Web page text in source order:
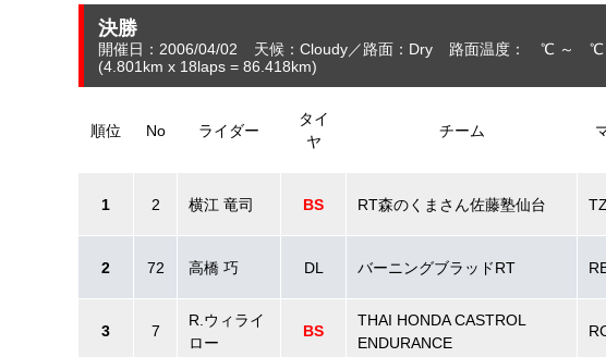
決勝
開催日：2006/04/02 天候：Cloudy 路面：Dry 路面温度： ℃ ～ ℃
(4.801 km x 18laps = 86.418km)
順位 No ライダー
タイ
ヤ
チーム
1 2 横江 竜司 BS RT森のくまさん佐藤塾仙台
2 72 高橋 巧 DL バーニングブラッドRT
3 7
R.ウィライ
ロー
BS
THAI HONDA CASTROL
ENDURANCE